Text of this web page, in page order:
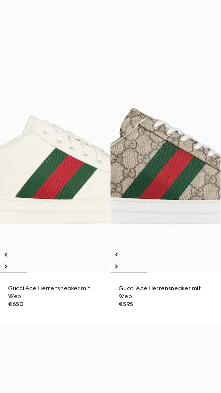
Gucci Ace Herrensneaker mit
Web
€650
Gucci Ace Herrensneaker mit
Web
€595